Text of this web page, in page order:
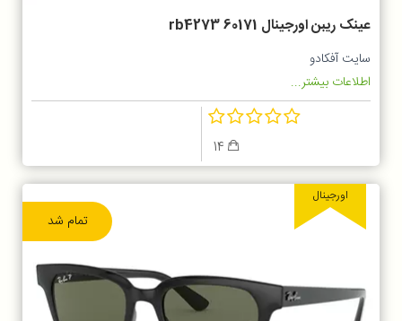
عینک ریبن اورجینال rb4273 60171
سایت آفکادو
اطلاعات بیشتر...
14
تمام شد
اورجینال